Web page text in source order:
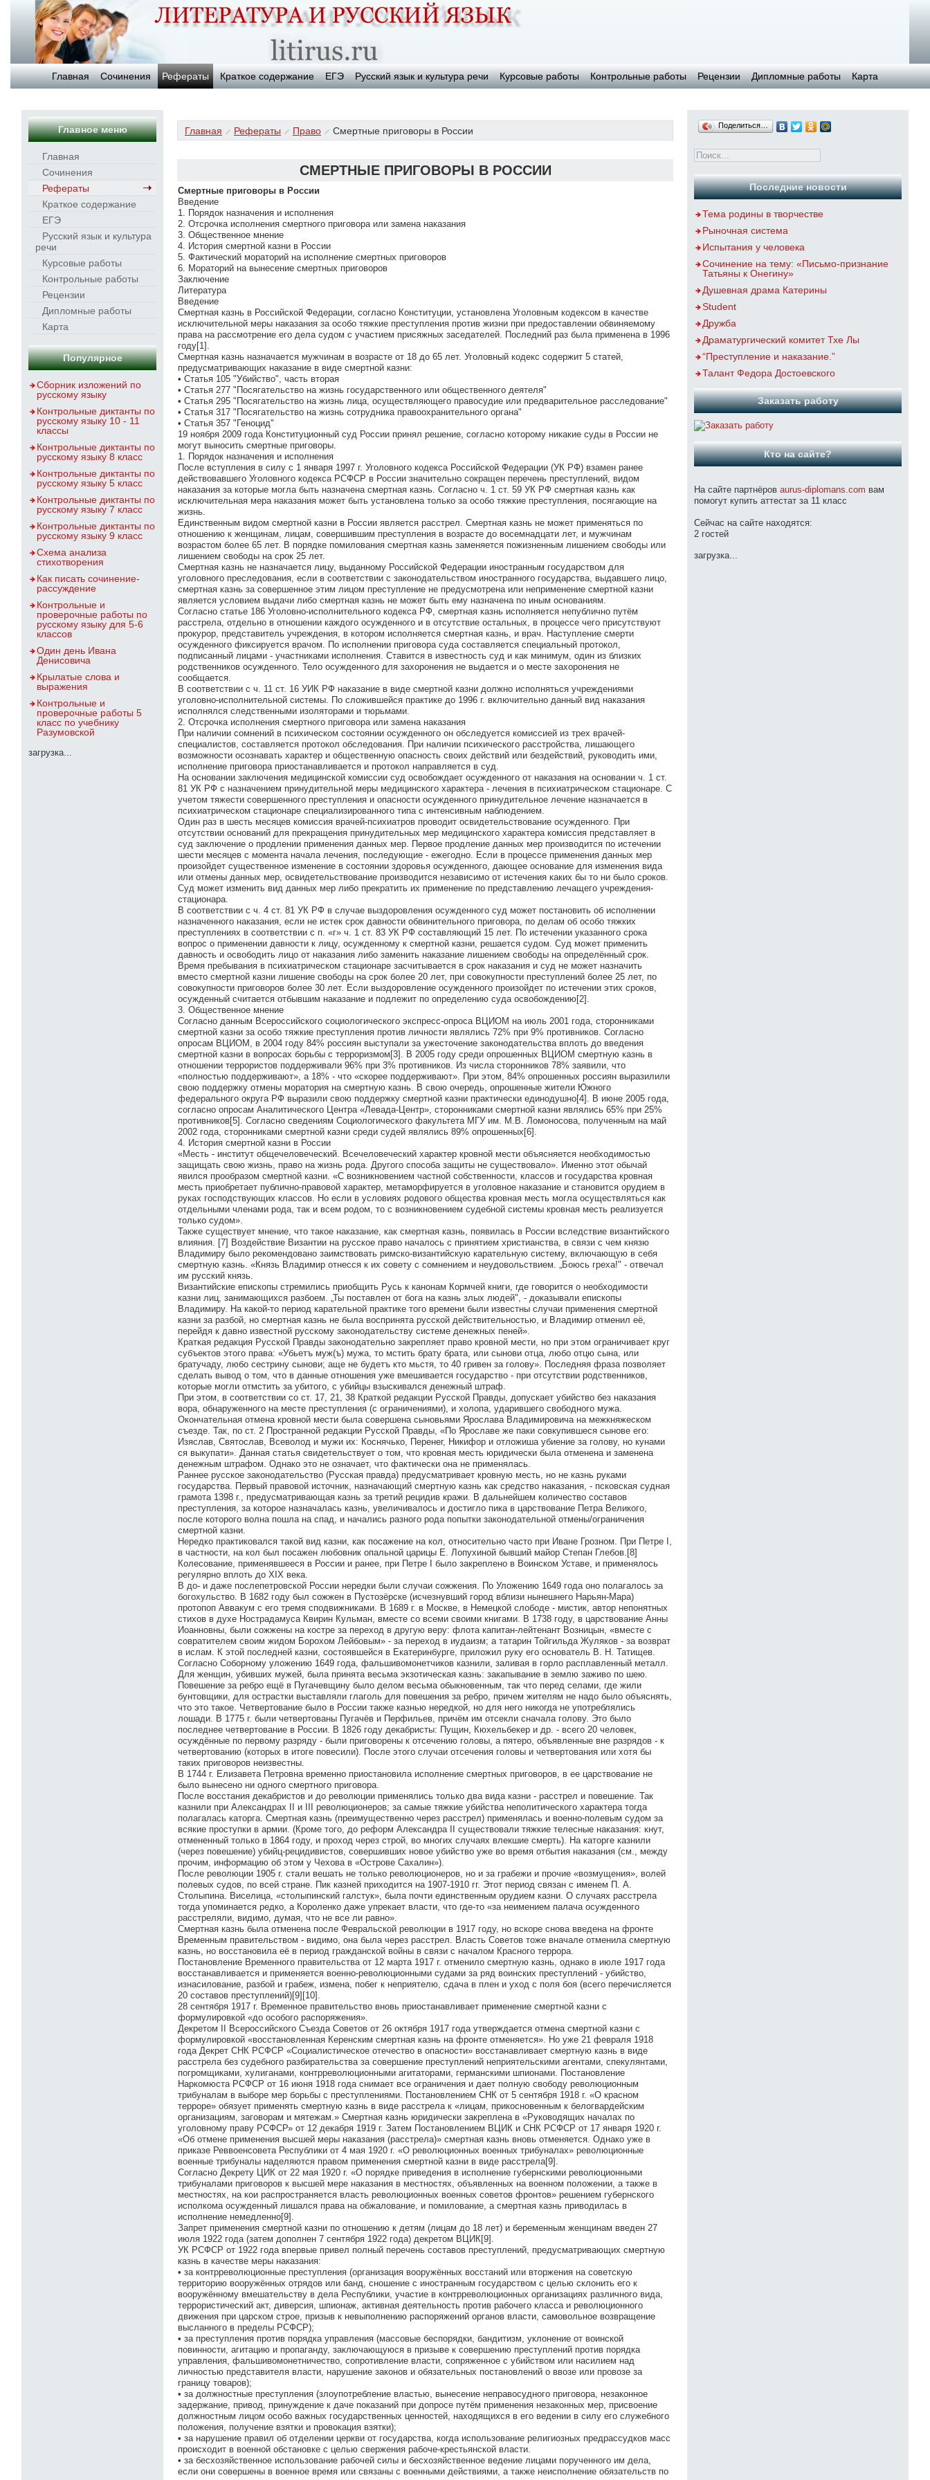
Главная Сочинения Рефераты Краткое содержание ЕГЭ Русский язык и культура речи Курсовые работы Контрольные работы Рецензии Дипломные работы Карта
Главное меню
Главная
Сочинения
Рефераты
Краткое содержание
ЕГЭ
Русский язык и культура
речи
Курсовые работы
Контрольные работы
Рецензии
Дипломные работы
Карта
Популярное
Сборник изложений по
русскому языку
Контрольные диктанты по
русскому языку 10 - 11
классы
Контрольные диктанты по
русскому языку 8 класс
Контрольные диктанты по
русскому языку 5 класс
Контрольные диктанты по
русскому языку 7 класс
Контрольные диктанты по
русскому языку 9 класс
Схема анализа
стихотворения
Как писать сочинение-
рассуждение
Контрольные и
проверочные работы по
русскому языку для 5-6
классов
Один день Ивана
Денисовича
Крылатые слова и
выражения
Контрольные и
проверочные работы 5
класс по учебнику
Разумовской
загрузка...
Главная Рефераты Право Смертные приговоры в России
СМЕРТНЫЕ ПРИГОВОРЫ В РОССИИ
Смертные приговоры в России
Введение
1. Порядок назначения и исполнения
2. Отсрочка исполнения смертного приговора или замена наказания
3. Общественное мнение
4. История смертной казни в России
5. Фактический мораторий на исполнение смертных приговоров
6. Мораторий на вынесение смертных приговоров
Заключение
Литература
Введение
Смертная казнь в Российской Федерации, согласно Конституции, установлена Уголовным кодексом в качестве
исключительной меры наказания за особо тяжкие преступления против жизни при предоставлении обвиняемому
права на рассмотрение его дела судом с участием присяжных заседателей. Последний раз была применена в 1996
году[1].
Смертная казнь назначается мужчинам в возрасте от 18 до 65 лет. Уголовный кодекс содержит 5 статей,
предусматривающих наказание в виде смертной казни:
• Статья 105 "Убийство", часть вторая
• Статья 277 "Посягательство на жизнь государственного или общественного деятеля"
• Статья 295 "Посягательство на жизнь лица, осуществляющего правосудие или предварительное расследование"
• Статья 317 "Посягательство на жизнь сотрудника правоохранительного органа"
• Статья 357 "Геноцид"
19 ноября 2009 года Конституционный суд России принял решение, согласно которому никакие суды в России не
могут выносить смертные приговоры.
1. Порядок назначения и исполнения
После вступления в силу с 1 января 1997 г. Уголовного кодекса Российской Федерации (УК РФ) взамен ранее
действовавшего Уголовного кодекса РСФСР в России значительно сокращен перечень преступлений, видом
наказания за которые могла быть назначена смертная казнь. Согласно ч. 1 ст. 59 УК РФ смертная казнь как
исключительная мера наказания может быть установлена только за особо тяжкие преступления, посягающие на
жизнь.
Единственным видом смертной казни в России является расстрел. Смертная казнь не может применяться по
отношению к женщинам, лицам, совершившим преступления в возрасте до восемнадцати лет, и мужчинам
возрастом более 65 лет. В порядке помилования смертная казнь заменяется пожизненным лишением свободы или
лишением свободы на срок 25 лет.
Смертная казнь не назначается лицу, выданному Российской Федерации иностранным государством для
уголовного преследования, если в соответствии с законодательством иностранного государства, выдавшего лицо,
смертная казнь за совершенное этим лицом преступление не предусмотрена или неприменение смертной казни
является условием выдачи либо смертная казнь не может быть ему назначена по иным основаниям.
Согласно статье 186 Уголовно-исполнительного кодекса РФ, смертная казнь исполняется непублично путём
расстрела, отдельно в отношении каждого осужденного и в отсутствие остальных, в процессе чего присутствуют
прокурор, представитель учреждения, в котором исполняется смертная казнь, и врач. Наступление смерти
осужденного фиксируется врачом. По исполнении приговора суда составляется специальный протокол,
подписанный лицами - участниками исполнения. Ставится в известность суд и как минимум, один из близких
родственников осужденного. Тело осужденного для захоронения не выдается и о месте захоронения не
сообщается.
В соответствии с ч. 11 ст. 16 УИК РФ наказание в виде смертной казни должно исполняться учреждениями
уголовно-исполнительной системы. По сложившейся практике до 1996 г. включительно данный вид наказания
исполнялся следственными изоляторами и тюрьмами.
2. Отсрочка исполнения смертного приговора или замена наказания
При наличии сомнений в психическом состоянии осужденного он обследуется комиссией из трех врачей-
специалистов, составляется протокол обследования. При наличии психического расстройства, лишающего
возможности осознавать характер и общественную опасность своих действий или бездействий, руководить ими,
исполнение приговора приостанавливается и протокол направляется в суд.
На основании заключения медицинской комиссии суд освобождает осужденного от наказания на основании ч. 1 ст.
81 УК РФ с назначением принудительной меры медицинского характера - лечения в психиатрическом стационаре. С
учетом тяжести совершенного преступления и опасности осужденного принудительное лечение назначается в
психиатрическом стационаре специализированного типа с интенсивным наблюдением.
Один раз в шесть месяцев комиссия врачей-психиатров проводит освидетельствование осужденного. При
отсутствии оснований для прекращения принудительных мер медицинского характера комиссия представляет в
суд заключение о продлении применения данных мер. Первое продление данных мер производится по истечении
шести месяцев с момента начала лечения, последующие - ежегодно. Если в процессе применения данных мер
произойдет существенное изменение в состоянии здоровья осужденного, дающее основание для изменения вида
или отмены данных мер, освидетельствование производится независимо от истечения каких бы то ни было сроков.
Суд может изменить вид данных мер либо прекратить их применение по представлению лечащего учреждения-
стационара.
В соответствии с ч. 4 ст. 81 УК РФ в случае выздоровления осужденного суд может постановить об исполнении
назначенного наказания, если не истек срок давности обвинительного приговора, по делам об особо тяжких
преступлениях в соответствии с п. «г» ч. 1 ст. 83 УК РФ составляющий 15 лет. По истечении указанного срока
вопрос о применении давности к лицу, осужденному к смертной казни, решается судом. Суд может применить
давность и освободить лицо от наказания либо заменить наказание лишением свободы на определённый срок.
Время пребывания в психиатрическом стационаре засчитывается в срок наказания и суд не может назначить
вместо смертной казни лишение свободы на срок более 20 лет, при совокупности преступлений более 25 лет, по
совокупности приговоров более 30 лет. Если выздоровление осужденного произойдет по истечении этих сроков,
осужденный считается отбывшим наказание и подлежит по определению суда освобождению[2].
3. Общественное мнение
Согласно данным Всероссийского социологического экспресс-опроса ВЦИОМ на июль 2001 года, сторонниками
смертной казни за особо тяжкие преступления против личности являлись 72% при 9% противников. Согласно
опросам ВЦИОМ, в 2004 году 84% россиян выступали за ужесточение законодательства вплоть до введения
смертной казни в вопросах борьбы с терроризмом[3]. В 2005 году среди опрошенных ВЦИОМ смертную казнь в
отношении террористов поддерживали 96% при 3% противников. Из числа сторонников 78% заявили, что
«полностью поддерживают», а 18% - что «скорее поддерживают». При этом, 84% опрошенных россиян выразилили
свою поддержку отмены моратория на смертную казнь. В свою очередь, опрошенные жители Южного
федерального округа РФ выразили свою поддержку смертной казни практически единодушно[4]. В июне 2005 года,
согласно опросам Аналитического Центра «Левада-Центр», сторонниками смертной казни являлись 65% при 25%
противников[5]. Согласно сведениям Социологического факультета МГУ им. М.В. Ломоносова, полученным на май
2002 года, сторонниками смертной казни среди судей являлись 89% опрошенных[6].
4. История смертной казни в России
«Месть - институт общечеловеческий. Всечеловеческий характер кровной мести объясняется необходимостью
защищать свою жизнь, право на жизнь рода. Другого способа защиты не существовало». Именно этот обычай
явился прообразом смертной казни. «С возникновением частной собственности, классов и государства кровная
месть приобретает публично-правовой характер, метаморфируется в уголовное наказание и становится орудием в
руках господствующих классов. Но если в условиях родового общества кровная месть могла осуществляться как
отдельными членами рода, так и всем родом, то с возникновением судебной системы кровная месть реализуется
только судом».
Также существует мнение, что такое наказание, как смертная казнь, появилась в России вследствие византийского
влияния. [7] Воздействие Византии на русское право началось с принятием христианства, в связи с чем князю
Владимиру было рекомендовано заимствовать римско-византийскую карательную систему, включающую в себя
смертную казнь. «Князь Владимир отнесся к их совету с сомнением и неудовольствием. „Боюсь греха!" - отвечал
им русский князь.
Византийские епископы стремились приобщить Русь к канонам Кормчей книги, где говорится о необходимости
казни лиц, занимающихся разбоем. „Ты поставлен от бога на казнь злых людей", - доказывали епископы
Владимиру. На какой-то период карательной практике того времени были известны случаи применения смертной
казни за разбой, но смертная казнь не была воспринята русской действительностью, и Владимир отменил её,
перейдя к давно известной русскому законодательству системе денежных пеней».
Краткая редакция Русской Правды законодательно закрепляет право кровной мести, но при этом ограничивает круг
субъектов этого права: «Убьетъ муж(ъ) мужа, то мстить брату брата, или сынови отца, любо отцю сына, или
братучаду, любо сестрину сынови; аще не будетъ кто мьстя, то 40 гривен за голову». Последняя фраза позволяет
сделать вывод о том, что в данные отношения уже вмешивается государство - при отсутствии родственников,
которые могли отмстить за убитого, с убийцы взыскивался денежный штраф.
При этом, в соответствии со ст. 17, 21, 38 Краткой редакции Русской Правды, допускает убийство без наказания
вора, обнаруженного на месте преступления (с ограничениями), и холопа, ударившего свободного мужа.
Окончательная отмена кровной мести была совершена сыновьями Ярослава Владимировича на межкняжеском
съезде. Так, по ст. 2 Пространной редакции Русской Правды, «По Ярославе же паки совкупившеся сынове его:
Изяслав, Святослав, Всеволод и мужи их: Коснячько, Перенег, Никифор и отложиша убиение за голову, но кунами
ся выкупати». Данная статья свидетельствует о том, что кровная месть юридически была отменена и заменена
денежным штрафом. Однако это не означает, что фактически она не применялась.
Раннее русское законодательство (Русская правда) предусматривает кровную месть, но не казнь руками
государства. Первый правовой источник, назначающий смертную казнь как средство наказания, - псковская судная
грамота 1398 г., предусматривающая казнь за третий рецидив кражи. В дальнейшем количество составов
преступления, за которое назначалась казнь, увеличивалось и достигло пика в царствование Петра Великого,
после которого волна пошла на спад, и начались разного рода попытки законодательной отмены/ограничения
смертной казни.
Нередко практиковался такой вид казни, как посажение на кол, относительно часто при Иване Грозном. При Петре I,
в частности, на кол был посажен любовник опальной царицы Е. Лопухиной бывший майор Степан Глебов.[8]
Колесование, применявшееся в России и ранее, при Петре I было закреплено в Воинском Уставе, и применялось
регулярно вплоть до XIX века.
В до- и даже послепетровской России нередки были случаи сожжения. По Уложению 1649 года оно полагалось за
богохульство. В 1682 году был сожжен в Пустозёрске (исчезнувший город вблизи нынешнего Нарьян-Мара)
протопоп Аввакум с его тремя сподвижниками. В 1689 г. в Москве, в Немецкой слободе - мистик, автор непонятных
стихов в духе Нострадамуса Квирин Кульман, вместе со всеми своими книгами. В 1738 году, в царствование Анны
Иоанновны, были сожжены на костре за переход в другую веру: флота капитан-лейтенант Возницын, «вместе с
совратителем своим жидом Борохом Лейбовым» - за переход в иудаизм; а татарин Тойгильда Жуляков - за возврат
в ислам. К этой последней казни, состоявшейся в Екатеринбурге, приложил руку его основатель В. Н. Татищев.
Согласно Соборному уложению 1649 года, фальшивомонетчиков казнили, заливая в горло расплавленный металл.
Для женщин, убивших мужей, была принята весьма экзотическая казнь: закапывание в землю заживо по шею.
Повешение за ребро ещё в Пугачевщину было делом весьма обыкновенным, так что перед селами, где жили
бунтовщики, для острастки выставляли глаголь для повешения за ребро, причем жителям не надо было объяснять,
что это такое. Четвертование было в России также казнью нередкой, но для него никогда не употреблялись
лошади. В 1775 г. были четвертованы Пугачёв и Перфильев, причём им отсекли сначала голову. Это было
последнее четвертование в России. В 1826 году декабристы: Пущин, Кюхельбекер и др. - всего 20 человек,
осуждённые по первому разряду - были приговорены к отсечению головы, а пятеро, объявленные вне разрядов - к
четвертованию (которых в итоге повесили). После этого случаи отсечения головы и четвертования или хотя бы
таких приговоров неизвестны.
В 1744 г. Елизавета Петровна временно приостановила исполнение смертных приговоров, в ее царствование не
было вынесено ни одного смертного приговора.
После восстания декабристов и до революции применялись только два вида казни - расстрел и повешение. Так
казнили при Александрах II и III революционеров; за самые тяжкие убийства неполитического характера тогда
полагалась каторга. Смертная казнь (преимущественно через расстрел) применялась и военно-полевым судом за
всякие проступки в армии. (Кроме того, до реформ Александра II существовали тяжкие телесные наказания: кнут,
отмененный только в 1864 году, и проход через строй, во многих случаях влекшие смерть). На каторге казнили
(через повешение) убийц-рецидивистов, совершивших новое убийство уже во время отбытия наказания (см., между
прочим, информацию об этом у Чехова в «Острове Сахалин»).
После революции 1905 г. стали вешать не только революционеров, но и за грабежи и прочие «возмущения», волей
полевых судов, по всей стране. Пик казней приходится на 1907-1910 гг. Этот период связан с именем П. А.
Столыпина. Виселица, «столыпинский галстук», была почти единственным орудием казни. О случаях расстрела
тогда упоминается редко, а Короленко даже упрекает власти, что где-то «за неимением палача осужденного
расстреляли, видимо, думая, что не все ли равно».
Смертная казнь была отменена после Февральской революции в 1917 году, но вскоре снова введена на фронте
Временным правительством - видимо, она была через расстрел. Власть Советов тоже вначале отменила смертную
казнь, но восстановила её в период гражданской войны в связи с началом Красного террора.
Постановление Временного правительства от 12 марта 1917 г. отменило смертную казнь, однако в июле 1917 года
восстанавливается и применяется военно-революционными судами за ряд воинских преступлений - убийство,
изнасилование, разбой и грабеж, измена, побег к неприятелю, сдача в плен и уход с поля боя (всего перечисляется
20 составов преступлений)[9][10].
28 сентября 1917 г. Временное правительство вновь приостанавливает применение смертной казни с
формулировкой «до особого распоряжения».
Декретом II Всероссийского Съезда Советов от 26 октября 1917 года утверждается отмена смертной казни с
формулировкой «восстановленная Керенским смертная казнь на фронте отменяется». Но уже 21 февраля 1918
года Декрет СНК РСФСР «Социалистическое отечество в опасности» восстанавливает смертную казнь в виде
расстрела без судебного разбирательства за совершение преступлений неприятельскими агентами, спекулянтами,
погромщиками, хулиганами, контрреволюционными агитаторами, германскими шпионами. Постановление
Наркомюста РСФСР от 16 июня 1918 года снимает все ограничения и дает полную свободу революционным
трибуналам в выборе мер борьбы с преступлениями. Постановлением СНК от 5 сентября 1918 г. «О красном
терроре» обязует применять смертную казнь в виде расстрела к «лицам, прикосновенным к белогвардейским
организациям, заговорам и мятежам.» Смертная казнь юридически закреплена в «Руководящих началах по
уголовному праву РСФСР» от 12 декабря 1919 г. Затем Постановлением ВЦИК и СНК РСФСР от 17 января 1920 г.
«Об отмене применения высшей меры наказания (расстрела)» смертная казнь вновь отменяется. Однако уже в
приказе Реввоенсовета Республики от 4 мая 1920 г. «О революционных военных трибуналах» революционные
военные трибуналы наделяются правом применения смертной казни в виде расстрела[9].
Согласно Декрету ЦИК от 22 мая 1920 г. «О порядке приведения в исполнение губернскими революционными
трибуналами приговоров к высшей мере наказания в местностях, объявленных на военном положении, а также в
местностях, на кои распространяется власть революционных военных советов фронтов» решением губернского
исполкома осужденный лишался права на обжалование, и помилование, а смертная казнь приводилась в
исполнение немедленно[9].
Запрет применения смертной казни по отношению к детям (лицам до 18 лет) и беременным женщинам введен 27
июля 1922 года (затем дополнен 7 сентября 1922 года) декретом ВЦИК[9].
УК РСФСР от 1922 года впервые привел полный перечень составов преступлений, предусматривающих смертную
казнь в качестве меры наказания:
• за контрреволюционные преступления (организация вооружённых восстаний или вторжения на советскую
территорию вооружённых отрядов или банд, сношение с иностранным государством с целью склонить его к
вооружённому вмешательству в дела Республики, участие в контрреволюционных организациях различного вида,
террористический акт, диверсия, шпионаж, активная деятельность против рабочего класса и революционного
движения при царском строе, призыв к невыполнению распоряжений органов власти, самовольное возвращение
высланного в пределы РСФСР);
• за преступления против порядка управления (массовые беспорядки, бандитизм, уклонение от воинской
повинности, агитацию и пропаганду, заключающуюся в призыве к совершению преступлений против порядка
управления, фальшивомонетничество, сопротивление власти, сопряженное с убийством или насилием над
личностью представителя власти, нарушение законов и обязательных постановлений о ввозе или провозе за
границу товаров);
• за должностные преступления (злоупотребление властью, вынесение неправосудного приговора, незаконное
задержание, привод, принуждение к даче показаний при допросе путём применения незаконных мер, присвоение
должностным лицом особо важных государственных ценностей, находящихся в его ведении в силу его служебного
положения, получение взятки и провокация взятки);
• за нарушение правил об отделении церкви от государства, когда использование религиозных предрассудков масс
происходит в военной обстановке с целью свержения рабоче-крестьянской власти.
• за бесхозяйственное использование рабочей силы и бесхозяйственное ведение лицами порученного им дела,
если они совершены в военное время или связаны с военными действиями, а также неисполнение обязательств по
Поделиться…
Последние новости
Тема родины в творчестве
Рыночная система
Испытания у человека
Сочинение на тему: «Письмо-признание
Татьяны к Онегину»
Душевная драма Катерины
Student
Дружба
Драматургический комитет Тхе Лы
“Преступление и наказание.”
Талант Федора Достоевского
Заказать работу
Кто на сайте?
На сайте партнёров aurus-diplomans.com вам
помогут купить аттестат за 11 класс
Сейчас на сайте находятся:
2 гостей
загрузка...